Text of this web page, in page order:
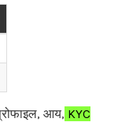
आय, KYC